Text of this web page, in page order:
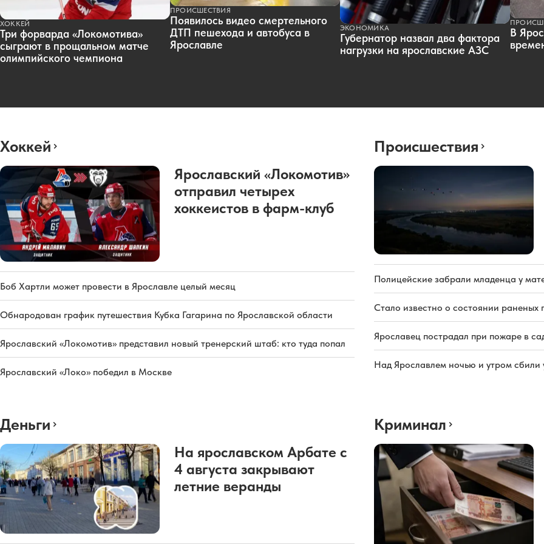
ХОККЕЙ
Три форварда «Локомотива»
сыграют в прощальном матче
олимпийского чемпиона
ПРОИСШЕСТВИЯ
Появилось видео смертельного
ДТП пешехода и автобуса в
Ярославле
ЭКОНОМИКА
Губернатор назвал два фактора
нагрузки на ярославские АЗС
В
Хоккей
Ярославский «Локомотив»
отправил четырех
хоккеистов в фарм-клуб
Боб Хартли может провести в Ярославле целый месяц
Обнародован график путешествия Кубка Гагарина по Ярославской области
Ярославский «Локомотив» представил новый тренерский штаб: кто туда попал
Ярославский «Локо» победил в Москве
Происшествия
Полицейские забрали младенца у
Стало известно о состоянии
Ярославец пострадал при пожаре в
Над Ярославлем ночью и утром
Деньги
На ярославском Арбате с
4 августа закрывают
летние веранды
Криминал